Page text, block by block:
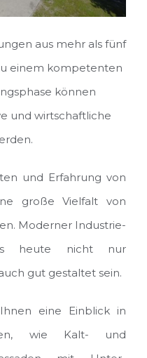
aus mehr als fünf
einem kompetenten
können
und wirtschaftliche
und Erfahrung von
große Vielfalt von
Moderner Industrie-
heute nicht nur
gut gestaltet sein.
eine Einblick in
wie Kalt- und